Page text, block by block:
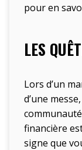
pour en
LES
Lors d’un
d’une
financière
signe que